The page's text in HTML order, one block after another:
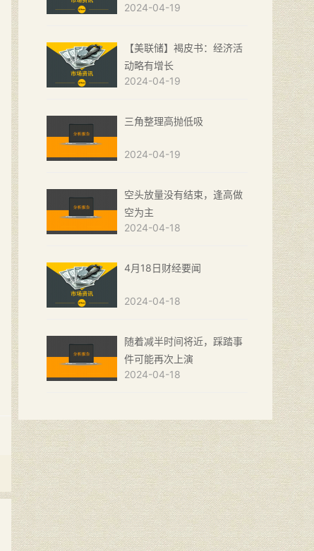
2024-04-19
【美联储】褐皮书：经济活
动略有增长
2024-04-19
三角整理高抛低吸
2024-04-19
空头放量没有结束，逢高做
空为主
2024-04-18
4月18日财经要闻
2024-04-18
随着减半时间将近，踩踏事
件可能再次上演
2024-04-18